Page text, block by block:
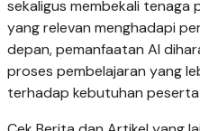
sekaligus membekali tenaga
yang relevan menghadapi
depan, pemanfaatan AI
proses pembelajaran yang
terhadap kebutuhan